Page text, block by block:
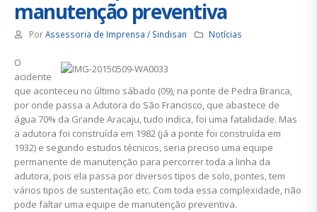
manutenção preventiva
PorAssessoria de Imprensa / Sindisan Notícias
O
acidente
que aconteceu no último sábado (09), na ponte de Pedra Branca,
por onde passa a Adutora do São Francisco, que abastece de
água 70% da Grande Aracaju, tudo indica, foi uma fatalidade. Mas
a adutora foi construída em 1982 (já a ponte foi construída em
1932) e segundo estudos técnicos, seria preciso uma equipe
permanente de manutenção para percorrer toda a linha da
adutora, pois ela passa por diversos tipos de solo, pontes, tem
vários tipos de sustentação etc. Com toda essa complexidade, não
pode faltar uma equipe de manutenção preventiva.